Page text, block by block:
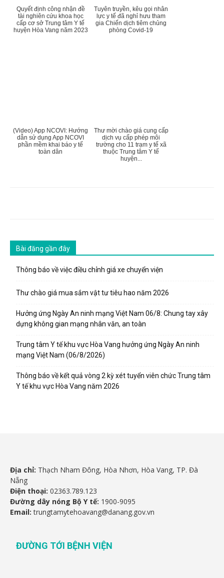
Quyết định công nhận đề
tài nghiên cứu khoa học
cấp cơ sở Trung tâm Y tế
huyện Hòa Vang năm 2023
Tuyên truyền, kêu gọi nhân
lực y tế đã nghỉ hưu tham
gia Chiến dịch tiêm chủng
phòng Covid-19
(Video) App NCOVI: Hướng
dẫn sử dụng App NCOVI
phần mềm khai báo y tế
toàn dân
Thư mời chào giá cung cấp
dịch vụ cấp phép môi
trường cho 11 trạm y tế xã
thuộc Trung tâm Y tế
huyện...
Bài đăng gần đây
Thông báo về việc điều chỉnh giá xe chuyển viện
Thư chào giá mua sắm vật tư tiêu hao năm 2026
Hưởng ứng Ngày An ninh mạng Việt Nam 06/8: Chung tay xây
dựng không gian mạng nhân văn, an toàn
Trung tâm Y tế khu vực Hòa Vang hưởng ứng Ngày An ninh
mạng Việt Nam (06/8/2026)
Thông báo về kết quả vòng 2 kỳ xét tuyển viên chức Trung tâm
Y tế khu vực Hòa Vang năm 2026
Địa chỉ: Thạch Nham Đông, Hòa Nhơn, Hòa Vang, TP. Đà
Nẵng
Điện thoại: 02363.789.123
Đường dây nóng Bộ Y tế: 1900-9095
Email: trungtamytehoavang@danang.gov.vn
ĐƯỜNG TỚI BỆNH VIỆN